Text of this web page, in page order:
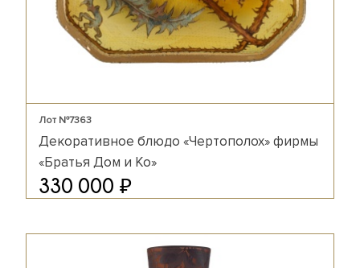
Лот №7363
Декоративное блюдо «Чертополох» фирмы
«Братья Дом и Ко»
330 000 ₽